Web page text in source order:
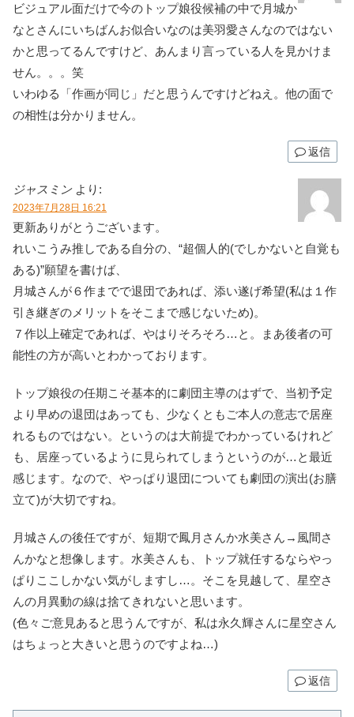
ビジュアル面だけで今のトップ娘役候補の中で月城か
なとさんにいちばんお似合いなのは美羽愛さんなのではない
かと思ってるんですけど、あんまり言っている人を見かけま
せん。。。笑
いわゆる「作画が同じ」だと思うんですけどねえ。他の面で
の相性は分かりません。
返信
ジャスミン より:
2023年7月28日 16:21
更新ありがとうございます。
れいこうみ推しである自分の、“超個人的(でしかないと自覚も
ある)”願望を書けば、
月城さんが６作までで退団であれば、添い遂げ希望(私は１作
引き継ぎのメリットをそこまで感じないため)。
７作以上確定であれば、やはりそろそろ…と。まあ後者の可
能性の方が高いとわかっております。
トップ娘役の任期こそ基本的に劇団主導のはずで、当初予定
より早めの退団はあっても、少なくともご本人の意志で居座
れるものではない。というのは大前提でわかっているけれど
も、居座っているように見られてしまうというのが…と最近
感じます。なので、やっぱり退団についても劇団の演出(お膳
立て)が大切ですね。
月城さんの後任ですが、短期で鳳月さんか水美さん→風間さ
んかなと想像します。水美さんも、トップ就任するならやっ
ぱりここしかない気がしますし…。そこを見越して、星空さ
んの月異動の線は捨てきれないと思います。
(色々ご意見あると思うんですが、私は永久輝さんに星空さん
はちょっと大きいと思うのですよね…)
返信